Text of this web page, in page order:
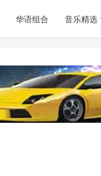
华语组合 音乐精选